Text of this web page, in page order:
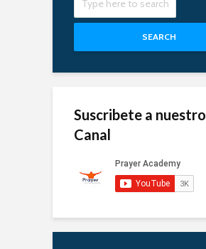
SEARCH
Suscribete a nuestro
Canal